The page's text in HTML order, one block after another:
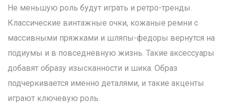
Не меньшую роль будут играть и ретро-тренды.
Классические винтажные очки, кожаные ремни с
массивными пряжками и шляпы-федоры вернутся на
подиумы и в повседневную жизнь. Такие аксессуары
добавят образу изысканности и шика. Образ
подчеркивается именно деталями, и такие акценты
играют ключевую роль.